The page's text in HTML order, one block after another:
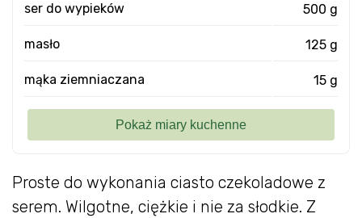
Proste do wykonania ciasto czekoladowe z
serem. Wilgotne, ciężkie i nie za słodkie. Z
ser do wypieków 500 g
masło 125 g
mąka ziemniaczana 15 g